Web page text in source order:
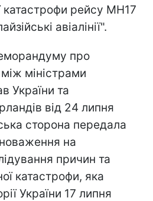
катастрофи рейсу МН17
авіалінії".
про
міністрами
України та
від 24 липня
сторона передала
на
причин та
катастрофи, яка
України 17 липня